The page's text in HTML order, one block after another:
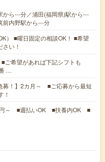
から---分／浦田(福岡県)駅から---
前内野駅から---分
） ■曜日固定の相談OK！ ■希望
い！
ご希望があれば下記シフトも
…
募！】2カ月～ ■ご応募から最短
！
円～ ■週払いOK ■扶養内OK ■